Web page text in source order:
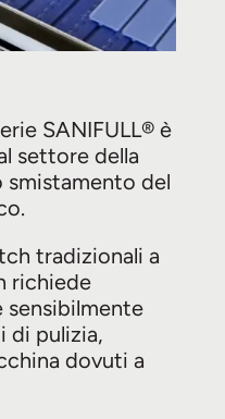
SANIFULL® è
settore della
smistamento del
tradizionali a
richiede
sensibilmente
di pulizia,
dovuti a